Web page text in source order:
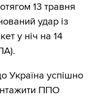
13 травня
удар із
у ніч на 14
Україна успішно
ППО